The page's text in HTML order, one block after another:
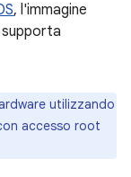
, l'immagine
utilizzando
accesso root